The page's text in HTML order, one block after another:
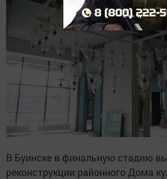
В Буинске в финальную стадию
реконструкции районного Дома